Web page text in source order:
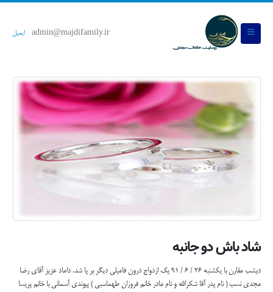
admin@majdifamily.ir ایمیل
شاد باش دو جانبه
دیشب مقارن با یکشنبه 26 / 6 / 91 یک ازدواج درون فامیلی دیگر بر پا شد. داماد عزیز آقای رضا
مجدی نسب ( نام پدر آقا شکرالله و نام مادر خانم فروزان طهماسبی ) پیوندی آسمانی با خانم پریسا